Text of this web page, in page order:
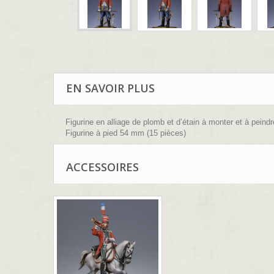
EN SAVOIR PLUS
Figurine en alliage de plomb et d’étain à monter et à
Figurine à pied 54 mm (15 pièces)
ACCESSOIRES